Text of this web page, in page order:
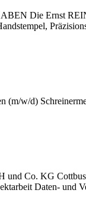
Die Ernst
(m/w/d)
Co. KG
Daten- und